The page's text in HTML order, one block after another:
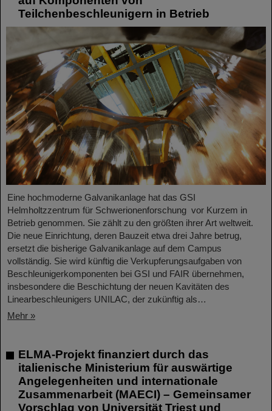
Teilchenbeschleunigern in Betrieb
Eine hochmoderne Galvanikanlage hat das GSI
Helmholtzzentrum für Schwerionenforschung vor Kurzem in
Betrieb genommen. Sie zählt zu den größten ihrer Art weltweit.
Die neue Einrichtung, deren Bauzeit etwa drei Jahre betrug,
ersetzt die bisherige Galvanikanlage auf dem Campus
vollständig. Sie wird künftig die Verkupferungsaufgaben von
Beschleunigerkomponenten bei GSI und FAIR übernehmen,
insbesondere die Beschichtung der neuen Kavitäten des
Linearbeschleunigers UNILAC, der zukünftig als…
Mehr »
ELMA-Projekt finanziert durch das
italienische Ministerium für auswärtige
Angelegenheiten und internationale
Zusammenarbeit (MAECI) – Gemeinsamer
Vorschlag von Universität Triest und